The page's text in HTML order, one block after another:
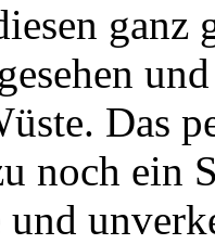
ganz
Das
noch ein